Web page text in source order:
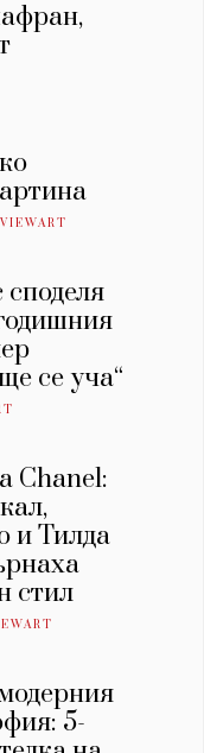
се уча“
Chanel:
и Тилда
стил
5-